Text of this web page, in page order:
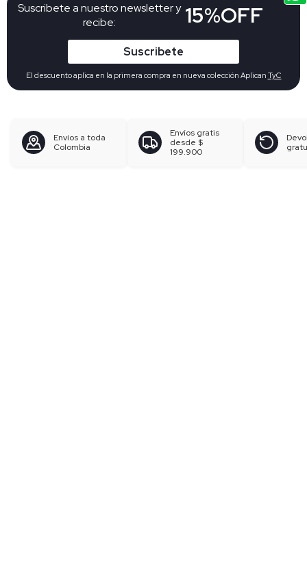
Suscribete a nuestro newsletter y
recibe:
15%OFF
Suscribete
El descuento aplica en la primera compra en nueva colección Aplican TyC
Envíos a toda
Colombia
Envíos gratis
desde $
199.900